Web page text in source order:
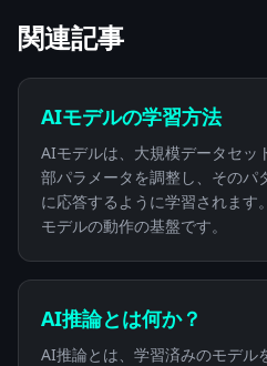
関連記事
AIモデルの学習方法
AIモデルは、大規模データセッ
部パラメータを調整し、そのパ
に応答するように学習されます
モデルの動作の基盤です。
AI推論とは何か？
AI推論とは、学習済みのモデル